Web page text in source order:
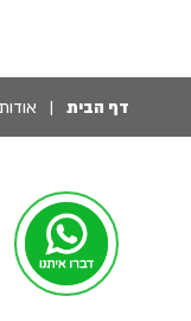
דף הבית |